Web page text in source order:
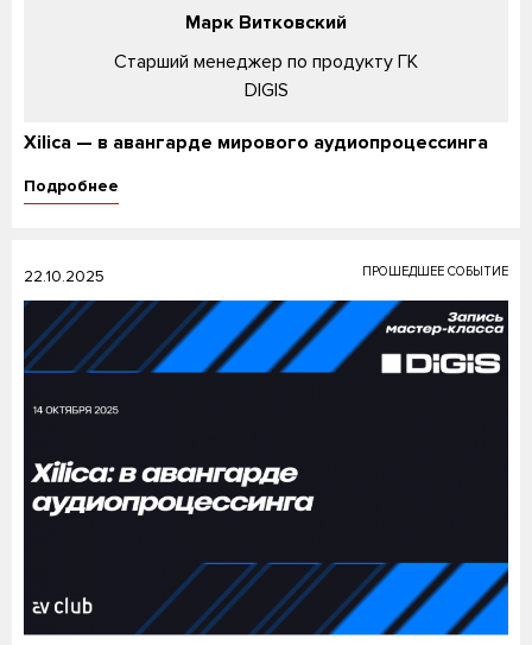
Марк Витковский
Старший менеджер по продукту ГК
DIGIS
Xilica — в авангарде мирового аудиопроцессинга
Подробнее
22.10.2025 ПРОШЕДШЕЕ СОБЫТИЕ